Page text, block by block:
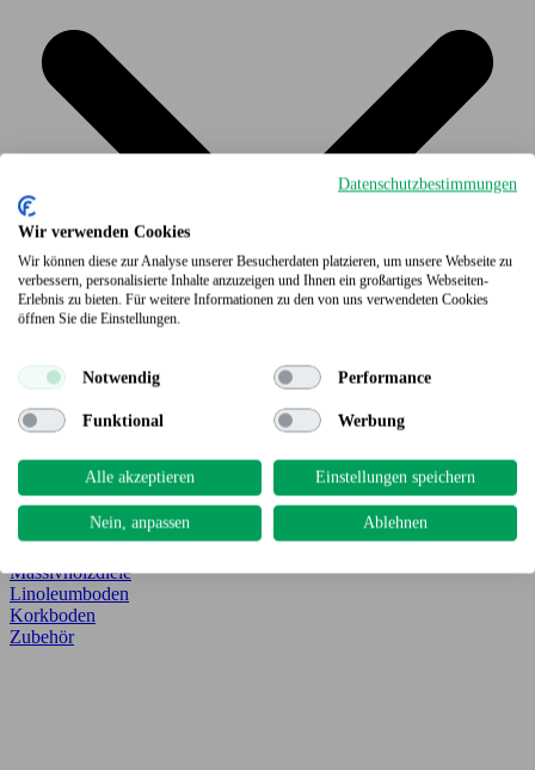
Vitawood Parkettboden
Vitawood Laminatboden
Parkettboden
Vinyl-/Designboden
Laminatboden
Massivholzdiele
Linoleumboden
Korkboden
Zubehör
Datenschutzbestimmungen
Wir verwenden Cookies
Wir können diese zur Analyse unserer Besucherdaten platzieren, um unsere Webseite zu
verbessern, personalisierte Inhalte anzuzeigen und Ihnen ein großartiges Webseiten-
Erlebnis zu bieten. Für weitere Informationen zu den von uns verwendeten Cookies
öffnen Sie die Einstellungen.
Notwendig Performance
Funktional Werbung
Alle akzeptieren Einstellungen speichern
Nein, anpassen Ablehnen